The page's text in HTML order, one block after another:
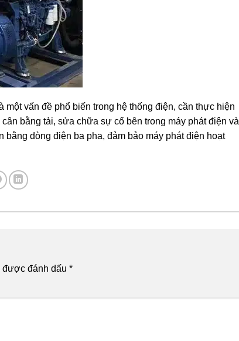
vấn đề phổ biến trong hệ thống điện, cần thực hiện
bằng tải, sửa chữa sự cố bên trong máy phát điện và
dòng điện ba pha, đảm bảo máy phát điện hoạt
đánh dấu *